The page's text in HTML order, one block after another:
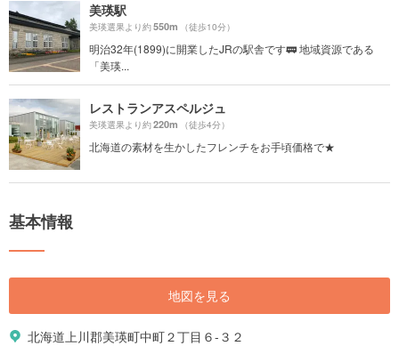
美瑛駅
美瑛選果より約550m （徒歩10分）
明治32年(1899)に開業したJRの駅舎です🚃 地域資源である
「美瑛...
レストランアスペルジュ
美瑛選果より約220m （徒歩4分）
北海道の素材を生かしたフレンチをお手頃価格で★
基本情報
地図を見る
北海道上川郡美瑛町中町２丁目６-３２